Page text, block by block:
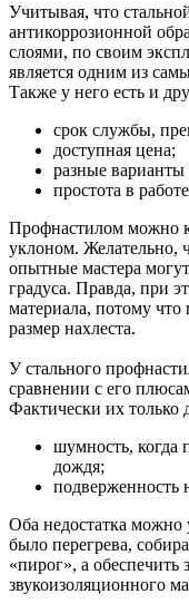
Учитывая, что
антикоррозионной
слоями, по своим
является одним из
Также у него есть и
срок службы,
доступная цена;
разные варианты
простота в
Профнастилом можно
уклоном. Желательно,
опытные мастера
градуса. Правда, при
материала, потому что
размер нахлеста.
У стального
сравнении с его
Фактически их только
шумность, когда
дождя;
подверженность
Оба недостатка
было перегрева,
«пирог», а
звукоизоляционного